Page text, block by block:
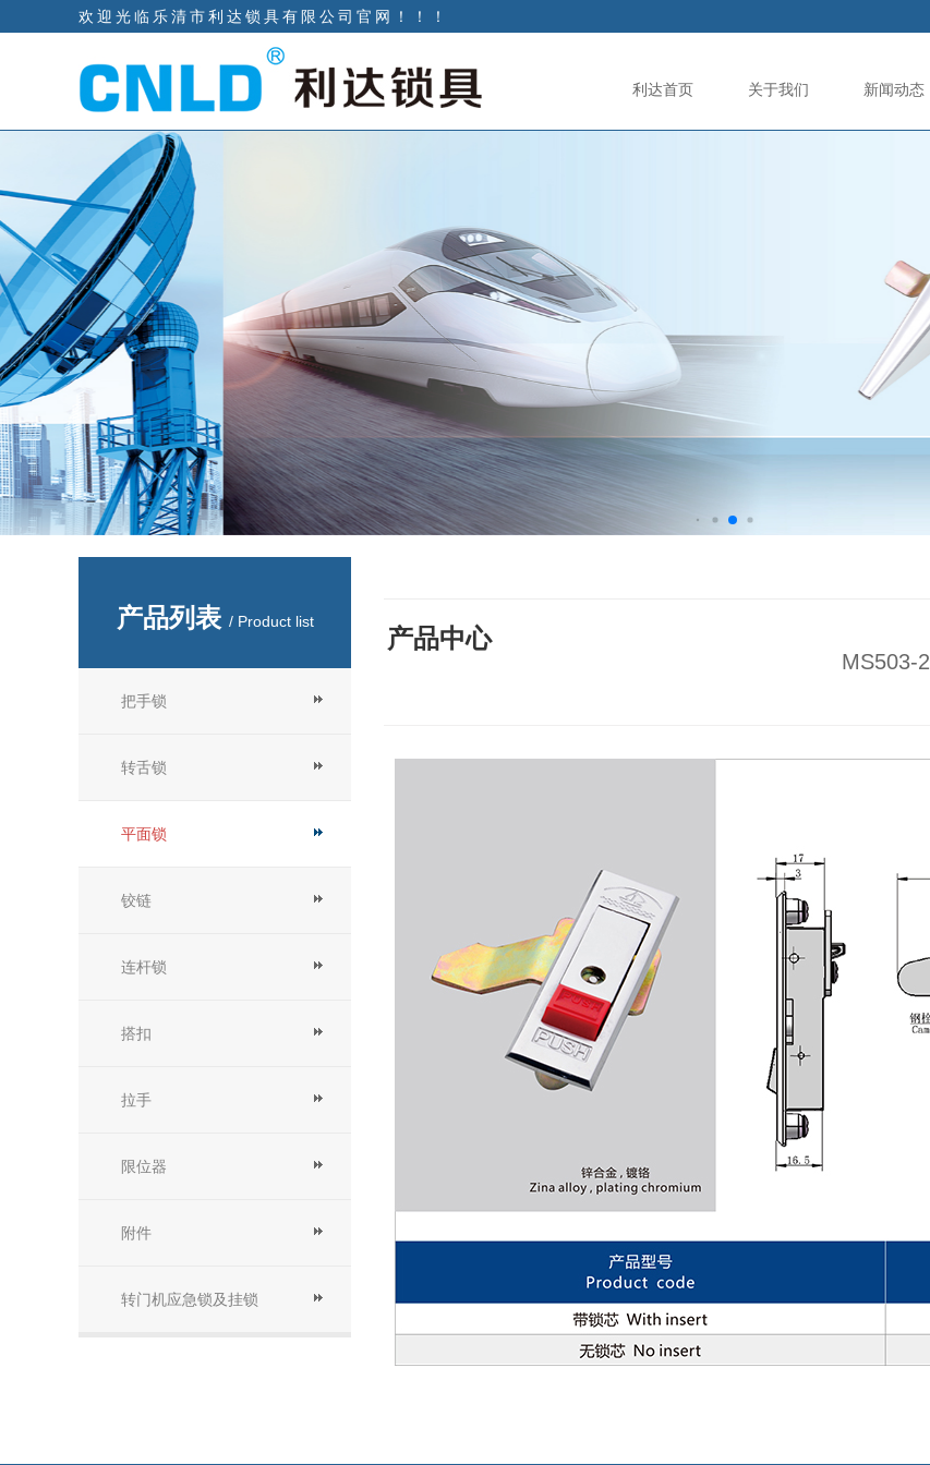
欢迎光临乐清市利达锁具有限公司官网！！！
利达首页 关于我们 新闻动态
产品列表 / Product list
把手锁
转舌锁
平面锁
铰链
连杆锁
搭扣
拉手
限位器
附件
转门机应急锁及挂锁
产品中心
MS503-2